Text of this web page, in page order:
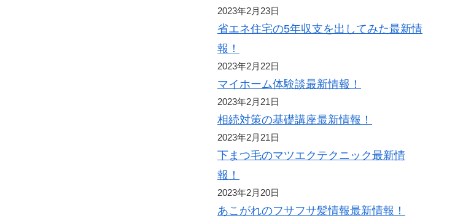
2023年2月23日
省エネ住宅の5年収支を出してみた最新情
報！
2023年2月22日
マイホーム体験談最新情報！
2023年2月21日
相続対策の基礎講座最新情報！
2023年2月21日
下まつ毛のマツエクテクニック最新情
報！
2023年2月20日
あこがれのフサフサ髪情報最新情報！